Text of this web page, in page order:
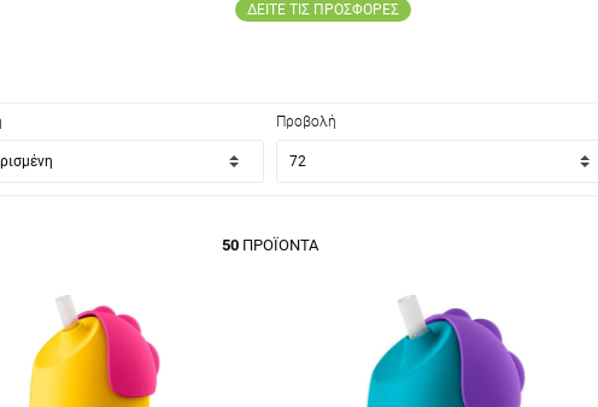
ΔΕΙΤΕ ΤΙΣ ΠΡΟΣΦΟΡΕΣ
Προβολή
50 ΠΡΟΪΌΝΤΑ